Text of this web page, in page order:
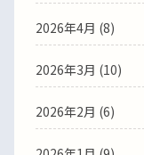
2026年4月 (8)
2026年3月 (10)
2026年2月 (6)